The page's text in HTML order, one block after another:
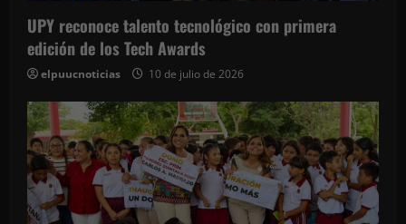
UPY reconoce talento tecnológico con primera
edición de los Tech Awards
elpuucnoticias 10 de julio de 2026